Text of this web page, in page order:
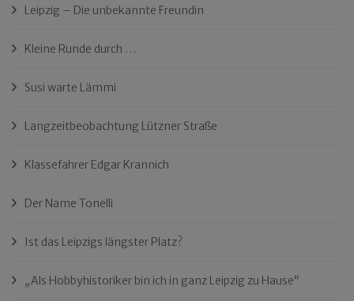
Leipzig – Die unbekannte Freundin
Kleine Runde durch …
Susi warte Lämmi
Langzeitbeobachtung Lützner Straße
Klassefahrer Edgar Krannich
Der Name Tonelli
Ist das Leipzigs längster Platz?
„Als Hobbyhistoriker bin ich in ganz Leipzig zu Hause“